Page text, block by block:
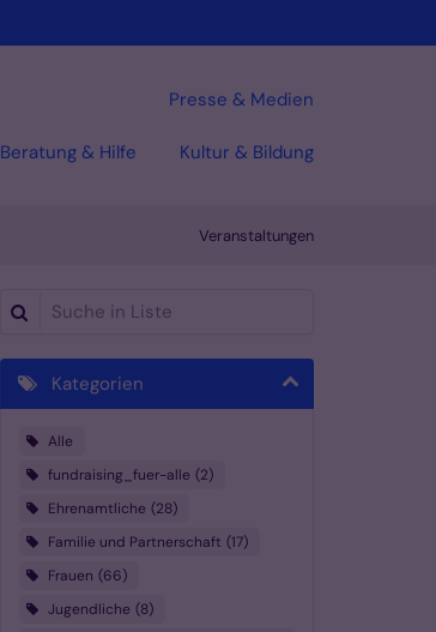
Beratung & Hilfe Kultur & Bildung
Presse & Medien
Veranstaltungen
Suche in Liste
Kategorien
Alle
fundraising_fuer-alle 2
Ehrenamtliche 28
Familie und Partnerschaft 17
Frauen 66
Jugendliche 8